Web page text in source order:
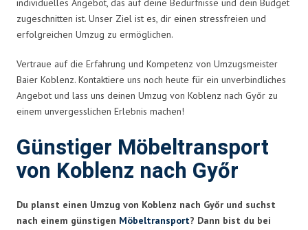
individuelles Angebot, das auf deine Bedürfnisse und dein Budget
zugeschnitten ist. Unser Ziel ist es, dir einen stressfreien und
erfolgreichen Umzug zu ermöglichen.
Vertraue auf die Erfahrung und Kompetenz von Umzugsmeister
Baier Koblenz. Kontaktiere uns noch heute für ein unverbindliches
Angebot und lass uns deinen Umzug von Koblenz nach Győr zu
einem unvergesslichen Erlebnis machen!
Günstiger Möbeltransport
von Koblenz nach Győr
Du planst einen Umzug von Koblenz nach Győr und suchst
nach einem günstigen Möbeltransport? Dann bist du bei